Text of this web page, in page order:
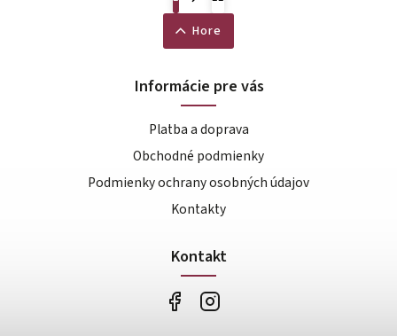
Hore
Informácie pre vás
Platba a doprava
Obchodné podmienky
Podmienky ochrany osobných údajov
Kontakty
Kontakt